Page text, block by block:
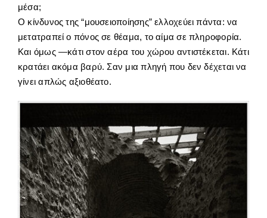
μέσα;
Ο κίνδυνος της “μουσειοποίησης” ελλοχεύει πάντα: να
μετατραπεί ο πόνος σε θέαμα, το αίμα σε πληροφορία.
Και όμως —κάτι στον αέρα του χώρου αντιστέκεται. Κάτι
κρατάει ακόμα βαρύ. Σαν μια πληγή που δεν δέχεται να
γίνει απλώς αξιοθέατο.